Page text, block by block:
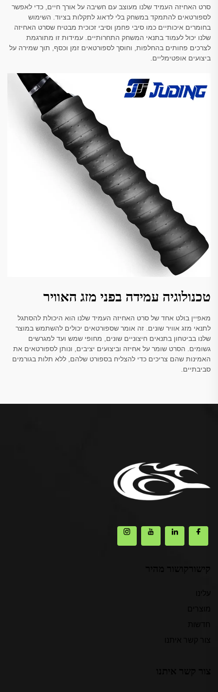
סרט האחיזה העמיד שלנו מעוצב עם חשיבה על אורך חיים, כדי לאפשר
לספורטאים להתמקד במשחק בלי לדאוג לתקלות בציוד. השימוש
בחומרים איכותיים כמו סיבי פחמן וסיבי זכוכית מבטיח שסרט האחיזה
שלנו יכול לעמוד בתנאי המשחק התחרותיים. עמידות זו מתורגמת
לצרכים פחותים בהחלפות, וחוסך לספורטאים זמן וכסף, תוך שמירה על
ביצועים אופטימליים.
טכנולוגיה עמידה בפני מזג האוויר
מאפיין בולט אחד של סרט האחיזה העמיד שלנו הוא היכולת להסתגל
לתנאי מזג אוויר שונים. זה אומר שספורטאים יכולים להשתמש במוצר
שלנו בביטחון בתנאים חיצוניים שונים, מחופי שמש ועד למגרשים
גשומים. הסרט שומר על אחיזה וביצועים יציבים, ונותן לספורטאים את
האמינות שהם צריכים כדי להצליח בספורט שלהם, ללא תלות בגורמים
סביבתיים.
קישורקושור מהיר